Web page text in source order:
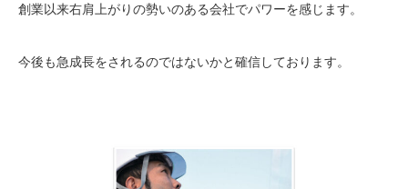
創業以来右肩上がりの勢いのある会社でパワーを感じます。
今後も急成長をされるのではないかと確信しております。